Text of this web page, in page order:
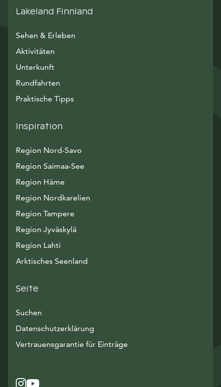
Lakeland Finnland
Sehen & Erleben
Aktivitäten
Unterkunft
Rundfahrten
Praktische Tipps
Inspiration
Region Nord-Savo
Region Saimaa-See
Region Häme
Region Nordkarelien
Region Tampere
Region Jyväskylä
Region Lahti
Arktisches Seenland
Seite
Suchen
Datenschutzerklärung
Vertrauensgarantie für Einträge
Instagram
Avautuu uuteen ikkunaan
YouTube
Avautuu uuteen ikkunaan